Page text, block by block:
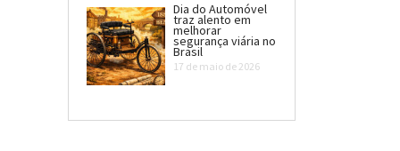
Dia do Automóvel
traz alento em
melhorar
segurança viária no
Brasil
17 de maio de 2026